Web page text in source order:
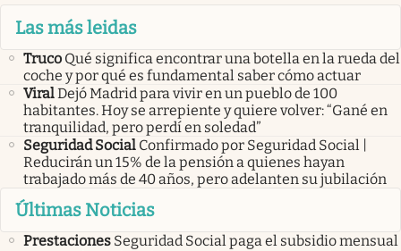
Las más leidas
Truco Qué significa encontrar una botella en la rueda del
coche y por qué es fundamental saber cómo actuar
ViralDejó Madrid para vivir en un pueblo de 100
habitantes. Hoy se arrepiente y quiere volver: “Gané en
tranquilidad, pero perdí en soledad”
Seguridad Social Confirmado por Seguridad Social |
Reducirán un 15% de la pensión a quienes hayan
trabajado más de 40 años, pero adelanten su jubilación
Últimas Noticias
Prestaciones Seguridad Social paga el subsidio mensual